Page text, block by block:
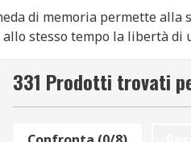
di memoria permette
stesso tempo la libertà di
di memoria si trovano
SD. Esempi di memoria
per schede di
331 Prodotti trovati